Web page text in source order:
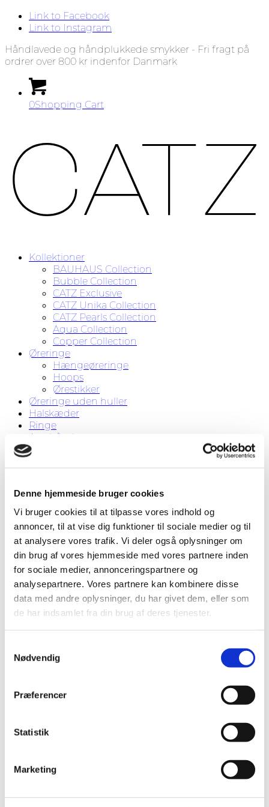
Denne hjemmeside bruger cookies
Vi bruger cookies til at tilpasse vores indhold og
annoncer, til at vise dig funktioner til sociale medier og til
at analysere vores trafik. Vi deler også oplysninger om
din brug af vores hjemmeside med vores partnere inden
for sociale medier, annonceringspartnere og
analysepartnere. Vores partnere kan kombinere disse
data med andre oplysninger, du har givet dem, eller som
de har indsamlet fra din brug af deres tjenester.
Nødvendig
Præferencer
Statistik
Marketing
Link to Facebook
Link to Instagram
Håndlavede og håndplukkede smykker - Fri fragt på
ordrer over 800 kr indenfor Danmark
0Shopping Cart
Kollektioner
BAUHAUS Collection
Bubble Collection
CATZ Exclusive
CATZ Unika Collection
CATZ Pearls Collection
Aqua Collection
Copper Collection
Øreringe
Hængeøreringe
Hoops
Ørestikker
Øreringe uden huller
Halskæder
Ringe
Armbånd
CATZ for KIDS
Om CATZ
Kontakt
Søg
Menu Menu
tidløst design ørestikker
Standard
Standard
Custom
Pris
Average rating
-1 produkter pr. side